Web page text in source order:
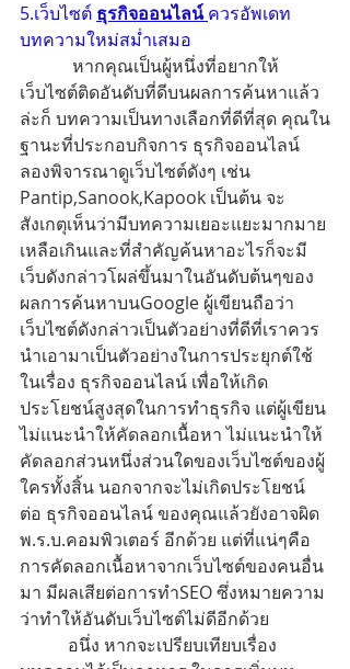
5.เว็บไซต์ ธุรกิจออนไลน์ ควรอัพเดท
บทความใหม่สม่ำเสมอ
หากคุณเป็นผู้หนึ่งที่อยากให้
เว็บไซต์ติดอันดับที่ดีบนผลการค้นหาแล้ว
ล่ะก็ บทความเป็นทางเลือกที่ดีที่สุด คุณใน
ฐานะที่ประกอบกิจการ ธุรกิจออนไลน์
ลองพิจารณาดูเว็บไซต์ดังๆ เช่น
Pantip,Sanook,Kapook เป็นต้น จะ
สังเกตุเห็นว่ามีบทความเยอะแยะมากมาย
เหลือเกินและที่สำคัญค้นหาอะไรก็จะมี
เว็บดังกล่าวโผล่ขึ้นมาในอันดับต้นๆของ
ผลการค้นหาบนGoogle ผู้เขียนถือว่า
เว็บไซต์ดังกล่าวเป็นตัวอย่างที่ดีที่เราควร
นำเอามาเป็นตัวอย่างในการประยุกต์ใช้
ในเรื่อง ธุรกิจออนไลน์ เพื่อให้เกิด
ประโยชน์สูงสุดในการทำธุรกิจ แต่ผู้เขียน
ไม่แนะนำให้คัดลอกเนื้อหา ไม่แนะนำให้
คัดลอกส่วนหนึ่งส่วนใดของเว็บไซต์ของผู้
ใครทั้งสิ้น นอกจากจะไม่เกิดประโยชน์
ต่อ ธุรกิจออนไลน์ ของคุณแล้วยังอาจผิด
พ.ร.บ.คอมพิวเตอร์ อีกด้วย แต่ที่แน่ๆคือ
การคัดลอกเนื้อหาจากเว็บไซต์ของคนอื่น
มา มีผลเสียต่อการทำSEO ซึ่งหมายความ
ว่าทำให้อันดับเว็บไซต์ไม่ดีอีกด้วย
อนึ่ง หากจะเปรียบเทียบเรื่อง